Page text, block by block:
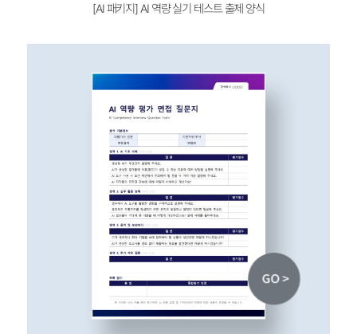
[AI 패키지] AI 역량 실기 테스트 출제 양식